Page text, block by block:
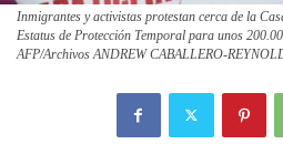
Inmigrantes y activistas protestan cerca de la
Estatus de Protección Temporal para unos
AFP/Archivos ANDREW CABALLERO-